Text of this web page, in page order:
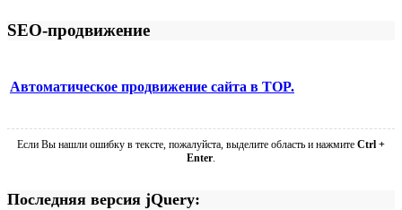
SEO-продвижение
Автоматическое продвижение сайта в TOP.
Если Вы нашли ошибку в тексте, пожалуйста, выделите область и нажмите Ctrl +
Enter.
Последняя версия jQuery: